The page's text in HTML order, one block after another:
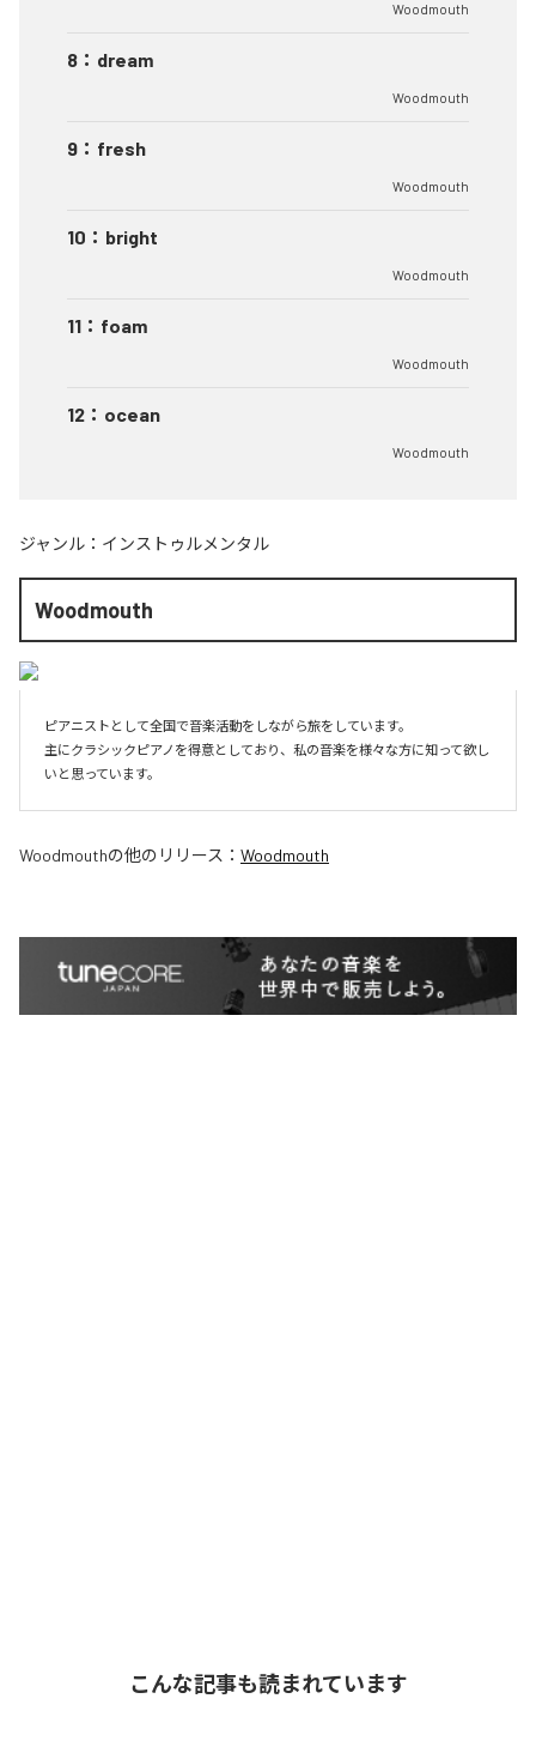
Woodmouth
8 ： dream
Woodmouth
9 ： fresh
Woodmouth
10 ： bright
Woodmouth
11 ： foam
Woodmouth
12 ： ocean
Woodmouth
ジャンル： インストゥルメンタル
Woodmouth
ピアニストとして全国で音楽活動をしながら旅をしています。
主にクラシックピアノを得意としており、私の音楽を様々な方に知って欲し
いと思っています。
Woodmouthの他のリリース： Woodmouth
こんな記事も読まれています